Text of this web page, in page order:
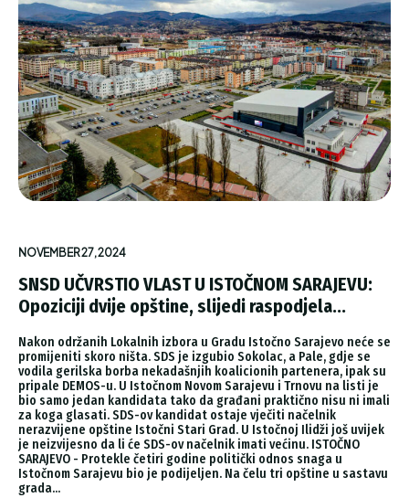
NOVEMBER 27, 2024
SNSD UČVRSTIO VLAST U ISTOČNOM SARAJEVU:
Opoziciji dvije opštine, slijedi raspodjela...
Nakon održanih Lokalnih izbora u Gradu Istočno Sarajevo neće se
promijeniti skoro ništa. SDS je izgubio Sokolac, a Pale, gdje se
vodila gerilska borba nekadašnjih koalicionih partenera, ipak su
pripale DEMOS-u. U Istočnom Novom Sarajevu i Trnovu na listi je
bio samo jedan kandidata tako da građani praktično nisu ni imali
za koga glasati. SDS-ov kandidat ostaje vječiti načelnik
nerazvijene opštine Istočni Stari Grad. U Istočnoj Ilidži još uvijek
je neizvijesno da li će SDS-ov načelnik imati većinu. ISTOČNO
SARAJEVO - Protekle četiri godine politički odnos snaga u
Istočnom Sarajevu bio je podijeljen. Na čelu tri opštine u sastavu
grada...